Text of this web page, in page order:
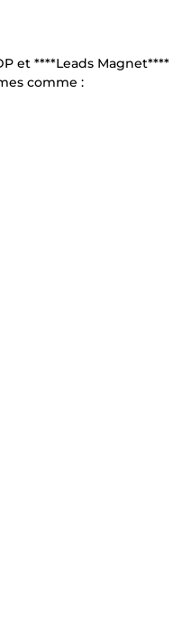
et ****Leads Magnet****
comme :